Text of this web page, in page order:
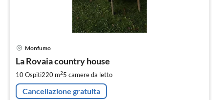
Monfumo
La Rovaia country house
10 Ospiti220 m25 camere da letto
Cancellazione gratuita